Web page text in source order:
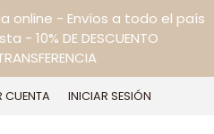
online - Envíos a todo el país
- 10% DE DESCUENTO
CUENTA INICIAR SESIÓN